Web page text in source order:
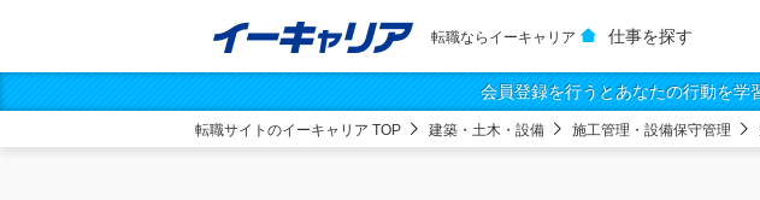
転職ならイーキャリア 仕事を探す
会員登録を行うとあなたの行動を学
転職サイトのイーキャリア TOP 建築・土木・設備 施工管理・設備保守管理